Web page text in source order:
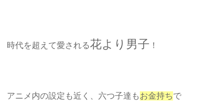
時代を超えて愛される花より男子 ！
アニメ内の設定も近く、六つ子達もお金持ちで